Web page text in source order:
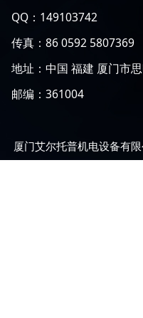
QQ：149103742
传真：86 0592 5807369
地址：中国 福建 厦门市
邮编：361004
厦门艾尔托普机电设备有